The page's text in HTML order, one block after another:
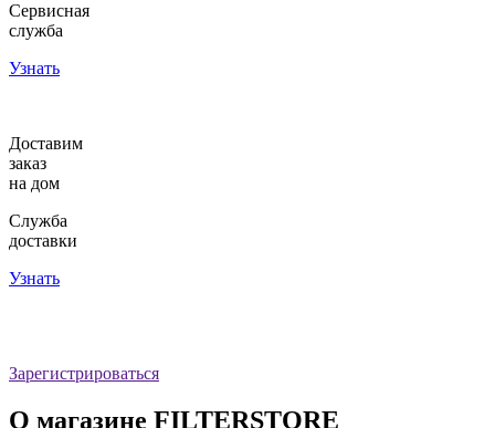
Сервисная
служба
Узнать
Доставим
заказ
на дом
Служба
доставки
Узнать
Зарегистрироваться
О магазине FILTERSTORE